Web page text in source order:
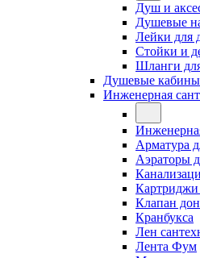
Душ и
Душевые
Лейки для
Стойки и
Шланги
Душевые
Инженерная
Арматура
Аэраторы
Картриджи
Клапан
Кранбукса
Лен
Лента Фум